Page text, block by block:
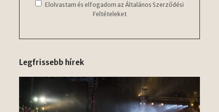
Elolvastam és elfogadom az Általános Szerződési
Feltételeket
Legfrissebb hírek